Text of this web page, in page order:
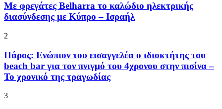
Με φρεγάτες Belharra το καλώδιο ηλεκτρικής
διασύνδεσης με Κύπρο – Ισραήλ
2
Πάρος: Ενώπιον του εισαγγελέα ο ιδιοκτήτης του
beach bar για τον πνιγμό του 4χρονου στην πισίνα –
Το χρονικό της τραγωδίας
3